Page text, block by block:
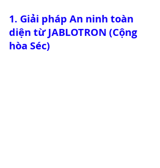
1. Giải pháp An ninh toàn
diện từ JABLOTRON (Cộng
hòa Séc)